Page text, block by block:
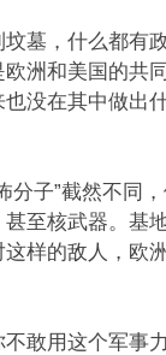
墓，什么都有
洲和美国的共
没在其中做出
分子”截然不同
至核武器。基
样的敌人，欧
敢用这个军事